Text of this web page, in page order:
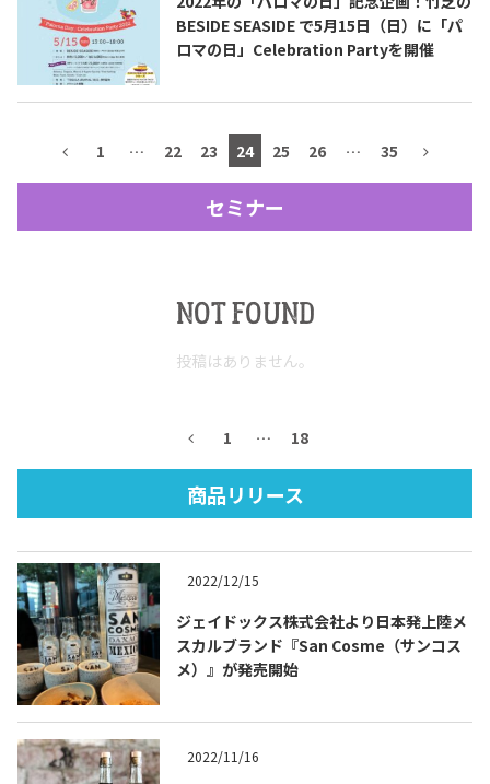
メキシコ旅行 Travel of Mexico
バー＆レストラン
Bar & Restaurant
BESIDE SEASIDE で5月15日（日）に「パ
ロマの日」Celebration Partyを開催
1 … 22 23 24 25 26 … 35
セミナー
NOT FOUND
投稿はありません。
1 … 18
商品リリース
2022/12/15
ジェイドックス株式会社より日本発上陸メ
スカルブランド『San Cosme（サンコス
メ）』が発売開始
2022/11/16